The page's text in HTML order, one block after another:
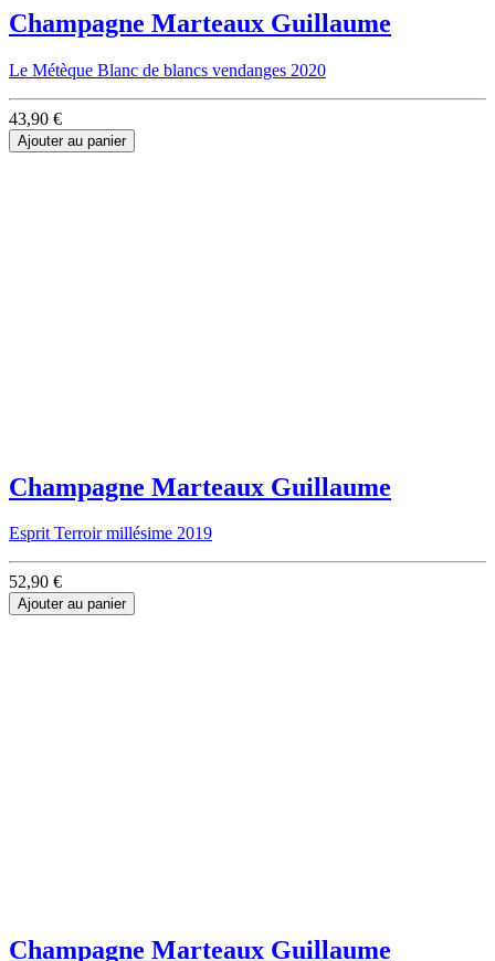
Champagne Marteaux Guillaume
Le Métèque Blanc de blancs vendanges 2020
43,90 €
Ajouter au panier
Champagne Marteaux Guillaume
Esprit Terroir millésime 2019
52,90 €
Ajouter au panier
Champagne Marteaux Guillaume